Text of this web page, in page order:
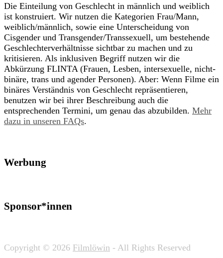
Die Einteilung von Geschlecht in männlich und weiblich
ist konstruiert. Wir nutzen die Kategorien Frau/Mann,
weiblich/männlich, sowie eine Unterscheidung von
Cisgender und Transgender/Transsexuell, um bestehende
Geschlechterverhältnisse sichtbar zu machen und zu
kritisieren. Als inklusiven Begriff nutzen wir die
Abkürzung FLINTA (Frauen, Lesben, intersexuelle, nicht-
binäre, trans und agender Personen). Aber: Wenn Filme ein
binäres Verständnis von Geschlecht repräsentieren,
benutzen wir bei ihrer Beschreibung auch die
entsprechenden Termini, um genau das abzubilden. Mehr
dazu in unseren FAQs.
Werbung
Sponsor*innen
Copyright © 2026 Filmlöwin - All Rights Reserved